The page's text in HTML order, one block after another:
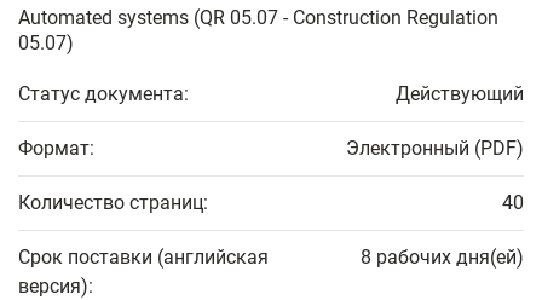
Automated systems (QR 05.07 - Construction Regulation
05.07)
Статус документа: Действующий
Формат: Электронный (PDF)
Количество страниц: 40
Срок поставки (английская
версия):
8 рабочих дня(ей)